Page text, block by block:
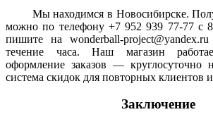
Мы находимся в Новосибирске.
можно по телефону +7 952 939 77-77 с
пишите на wonderball-
течение часа. Наш магазин
оформление заказов — круглосуточно
система скидок для повторных клиентов
Заключение